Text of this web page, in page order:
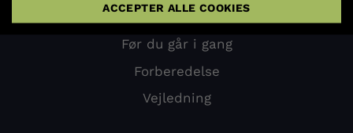
Test dig selv
Før du går i gang
Forberedelse
Vejledning
ACCEPTER ALLE COOKIES